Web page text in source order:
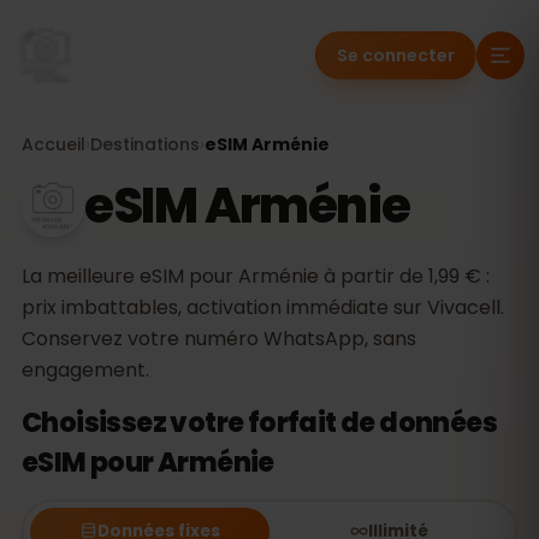
Se connecter
Accueil Destinations eSIM Arménie
eSIM Arménie
La meilleure eSIM pour Arménie à partir de 1,99 € :
prix imbattables, activation immédiate sur Vivacell.
Conservez votre numéro WhatsApp, sans
engagement.
Choisissez votre forfait de données
eSIM pour Arménie
Données fixes Illimité